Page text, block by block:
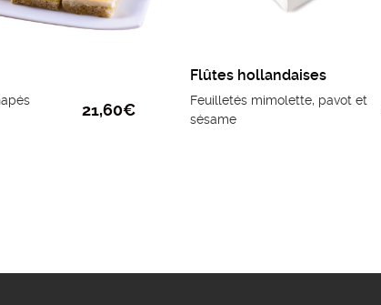
21,60€
Flûtes hollandaises
Feuilletés mimolette, pavot et
sésame